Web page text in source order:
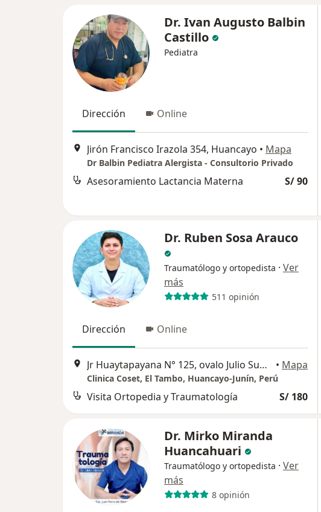
Dr. Ivan Augusto Balbin
Castillo
Pediatra
Dirección Online
Jirón Francisco Irazola 354, Huancayo • Mapa
Dr Balbin Pediatra Alergista - Consultorio Privado
Asesoramiento Lactancia Materna S/ 90
Dr. Ruben Sosa Arauco
Traumatólogo y ortopedista · Ver
más
511 opinión
Dirección Online
Jr Huaytapayana N° 125, ovalo Julio Sumar, Huancayo • Mapa
Clinica Coset, El Tambo, Huancayo-Junín, Perú
Visita Ortopedia y Traumatología S/ 180
Dr. Mirko Miranda
Huancahuari
Traumatólogo y ortopedista · Ver
más
8 opinión